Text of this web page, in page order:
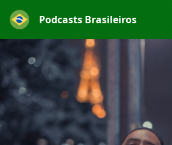
Podcasts Brasileiros